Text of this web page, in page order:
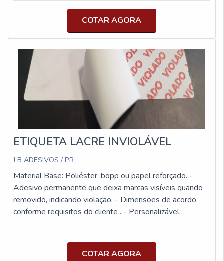
ajudam a garantir a segurança do fechamento da sua
total do rolo maximizam a produtividade e reduz
desperdícios. Reduzir a necessidade de retrabalho alivia
o impacto da escassez de mão de obra e pode oferecer
melhorias em seus custos operacionais. Uma solução de
fechamento correta previne adulterações e roubos,
garantindo a integridade do seu produto desde o seu
processo de empacotamento até a entrega.
COTAR AGORA
ETIQUETA LACRE INVIOLÁVEL
J B ADESIVOS / PR
Material Base: Poliéster, bopp ou papel reforçado. -
Adesivo permanente que deixa marcas visíveis quando
removido, indicando violação. - Dimensões de acordo
conforme requisitos do cliente . - Personalizável
e gramatura de cola conforme requisitos do cliente.
COTAR AGORA